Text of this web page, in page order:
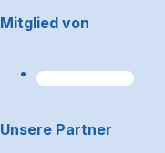
Footerbereich
Mitglied von
Unsere Partner